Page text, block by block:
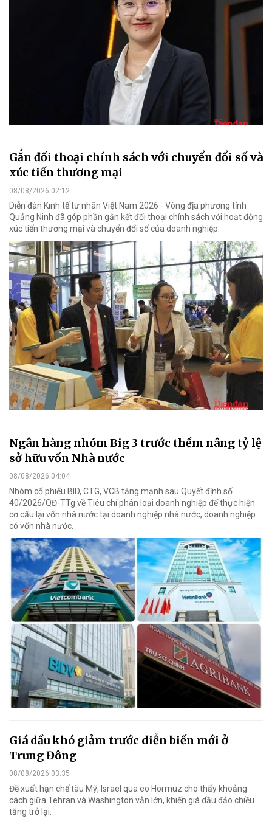
Gắn đối thoại chính sách với chuyển đổi số và
xúc tiến thương mại
08/08/2026 02:12
Diễn đàn Kinh tế tư nhân Việt Nam 2026 - Vòng địa phương tỉnh
Quảng Ninh đã góp phần gắn kết đối thoại chính sách với hoạt động
xúc tiến thương mại và chuyển đổi số của doanh nghiệp.
Ngân hàng nhóm Big 3 trước thềm nâng tỷ lệ
sở hữu vốn Nhà nước
08/08/2026 04:04
Nhóm cổ phiếu BID, CTG, VCB tăng mạnh sau Quyết định số
40/2026/QĐ-TTg về Tiêu chí phân loại doanh nghiệp để thực hiện
cơ cấu lại vốn nhà nước tại doanh nghiệp nhà nước, doanh nghiệp
có vốn nhà nước.
Giá dầu khó giảm trước diễn biến mới ở
Trung Đông
08/08/2026 03:35
Đề xuất hạn chế tàu Mỹ, Israel qua eo Hormuz cho thấy khoảng
cách giữa Tehran và Washington vẫn lớn, khiến giá dầu đảo chiều
tăng trở lại.